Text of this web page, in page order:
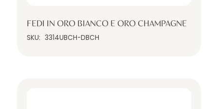
FEDI IN ORO BIANCO E ORO CHAMPAGNE
SKU: 3314UBCH-DBCH